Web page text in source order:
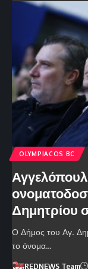
OLYMPIACOS BC
Δημητρίου
Ο Δήμος του Αγ.
το όνομα…
REDNEWS Team